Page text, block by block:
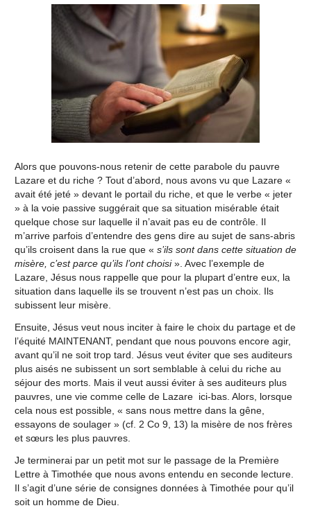
Alors que pouvons-nous retenir de cette parabole du pauvre
Lazare et du riche ? Tout d’abord, nous avons vu que Lazare «
avait été jeté » devant le portail du riche, et que le verbe « jeter
» à la voie passive suggérait que sa situation misérable était
quelque chose sur laquelle il n’avait pas eu de contrôle. Il
m’arrive parfois d’entendre des gens dire au sujet de sans-abris
qu’ils croisent dans la rue que « s’ils sont dans cette situation de
misère, c’est parce qu’ils l’ont choisi». Avec l’exemple de
Lazare, Jésus nous rappelle que pour la plupart d’entre eux, la
situation dans laquelle ils se trouvent n’est pas un choix. Ils
subissent leur misère.
Ensuite, Jésus veut nous inciter à faire le choix du partage et de
l’équité MAINTENANT, pendant que nous pouvons encore agir,
avant qu’il ne soit trop tard. Jésus veut éviter que ses auditeurs
plus aisés ne subissent un sort semblable à celui du riche au
séjour des morts. Mais il veut aussi éviter à ses auditeurs plus
pauvres, une vie comme celle de Lazare ici-bas. Alors, lorsque
cela nous est possible, « sans nous mettre dans la gêne,
essayons de soulager » (cf. 2 Co 9, 13) la misère de nos frères
et sœurs les plus pauvres.
Je terminerai par un petit mot sur le passage de la Première
Lettre à Timothée que nous avons entendu en seconde lecture.
Il s’agit d’une série de consignes données à Timothée pour qu’il
soit un homme de Dieu.